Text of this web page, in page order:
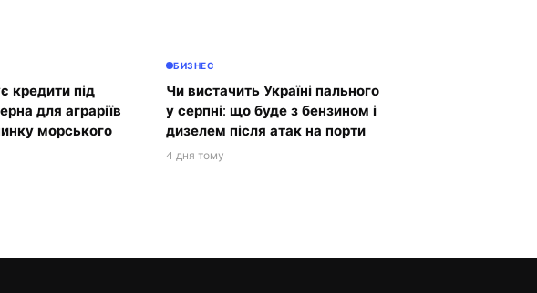
кредити під
для аграріїв
морського
БИЗНЕС
Чи вистачить Україні пального
у серпні: що буде з бензином і
дизелем після атак на порти
4 дня тому